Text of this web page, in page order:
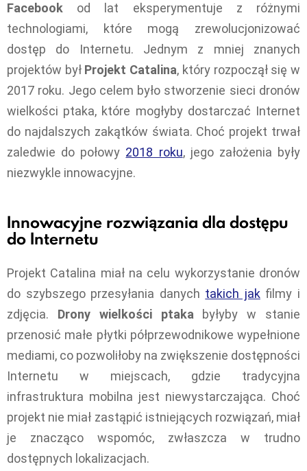
Facebook od lat eksperymentuje z różnymi
technologiami, które mogą zrewolucjonizować
dostęp do Internetu. Jednym z mniej znanych
projektów był Projekt Catalina, który rozpoczął się w
2017 roku. Jego celem było stworzenie sieci dronów
wielkości ptaka, które mogłyby dostarczać Internet
do najdalszych zakątków świata. Choć projekt trwał
zaledwie do połowy 2018 roku, jego założenia były
niezwykle innowacyjne.
Innowacyjne rozwiązania dla dostępu
do Internetu
Projekt Catalina miał na celu wykorzystanie dronów
do szybszego przesyłania danych takich jakfilmy i
zdjęcia. Drony wielkości ptaka byłyby w stanie
przenosić małe płytki półprzewodnikowe wypełnione
mediami, co pozwoliłoby na zwiększenie dostępności
Internetu w miejscach, gdzie tradycyjna
infrastruktura mobilna jest niewystarczająca. Choć
projekt nie miał zastąpić istniejących rozwiązań, miał
je znacząco wspomóc, zwłaszcza w trudno
dostępnych lokalizacjach.